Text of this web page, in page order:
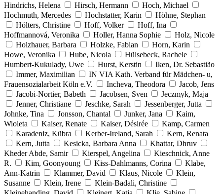
Hindrichs, Helena
Hirsch, Hermann
Hoch, Michael
Hochmuth, Mercedes
Hochstatter, Karin
Höhne, Stephan
Hölters, Christine
Hoff, Volker
Hoff, Ina
Hoffmannová, Veronika
Holler, Hanna Sophie
Holz, Nicole
Holzhauer, Barbara
Holzke, Fabian
Horn, Karin
Howe, Veronika
Hube, Nicola
Hülsebeck, Rachele
Humbert-Kukulady, Uwe
Hurst, Kerstin
Iken, Dr. Sebastião
Immer, Maximilian
IN VIA Kath. Verband für Mädchen- u,
Frauensozialarbeit Köln e.V.
Incheva, Theodora
Jacob, Jens
Jacobi-Nortier, Babeth
Jacobsen, Sven
Jeczmyk, Maja
Jenner, Christiane
Jeschke, Sarah
Jessenberger, Jutta
Johnke, Tina
Jonsson, Chantal Junker, Jana
Kaim,
Wioleta
Kaiser, Renate Kaiser, Désirée
Kamp, Carmen
Karadeniz, Kübra
Kerber-Ireland, Sarah
Kern, Renata
Kern, Jutta
Kesicka, Barbara Anna
Khattar, Dhruv
Kheder Abde, Samir
Kierspel, Angelina
Kieschnick, Anne
R.
Kim, Goonyoung Kiss-Dahlmanns, Corina
Klabe,
Ann-Katrin
Klammer, David Klaus, Nicole
Klein,
Susanne
Klein, Irene
Klein-Badali, Christine